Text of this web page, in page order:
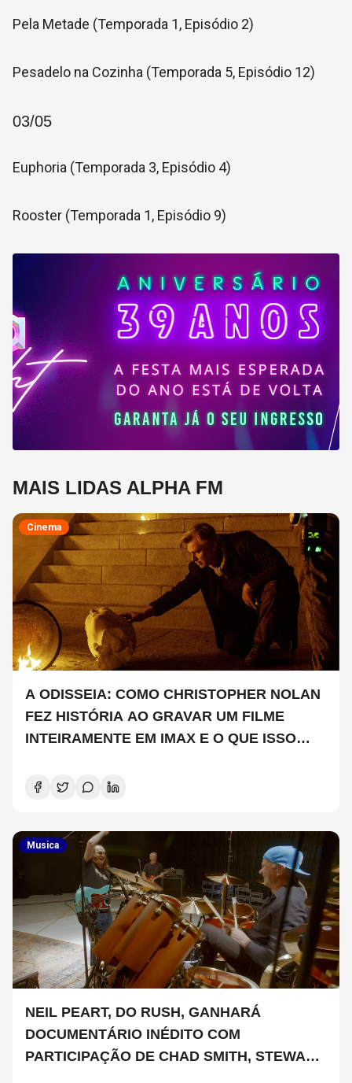
Pela Metade (Temporada 1, Episódio 2)
Pesadelo na Cozinha (Temporada 5, Episódio 12)
03/05
Euphoria (Temporada 3, Episódio 4)
Rooster (Temporada 1, Episódio 9)
MAIS LIDAS ALPHA FM
Cinema
A ODISSEIA: COMO CHRISTOPHER NOLAN
FEZ HISTÓRIA AO GRAVAR UM FILME
INTEIRAMENTE EM IMAX E O QUE ISSO
Musica
NEIL PEART, DO RUSH, GANHARÁ
DOCUMENTÁRIO INÉDITO COM
PARTICIPAÇÃO DE CHAD SMITH, STEWART